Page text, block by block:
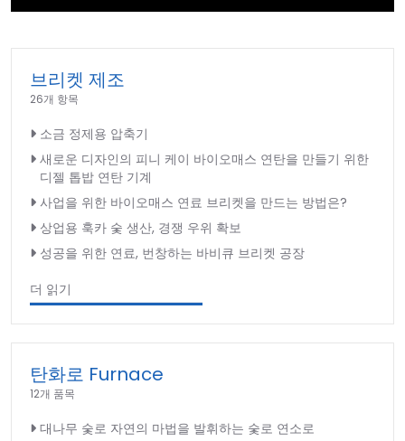
브리켓 제조
26개 항목
소금 정제용 압축기
새로운 디자인의 피니 케이 바이오매스 연탄을 만들기 위한
디젤 톱밥 연탄 기계
사업을 위한 바이오매스 연료 브리켓을 만드는 방법은?
상업용 훅카 숯 생산, 경쟁 우위 확보
성공을 위한 연료, 번창하는 바비큐 브리켓 공장
더 읽기
탄화로 Furnace
12개 품목
대나무 숯로 자연의 마법을 발휘하는 숯로 연소로